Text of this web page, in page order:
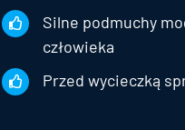
Silne podmuchy
człowieka
Przed wycieczką